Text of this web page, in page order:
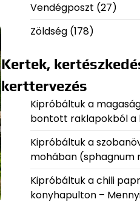
Vendégposzt (27)
Zöldség(178)
Kertek,
kerttervezés
Kipróbáltuk a
bontott raklapokból a
Kipróbáltuk a
mohában (sphagnum
Kipróbáltuk a chili
konyhapulton –